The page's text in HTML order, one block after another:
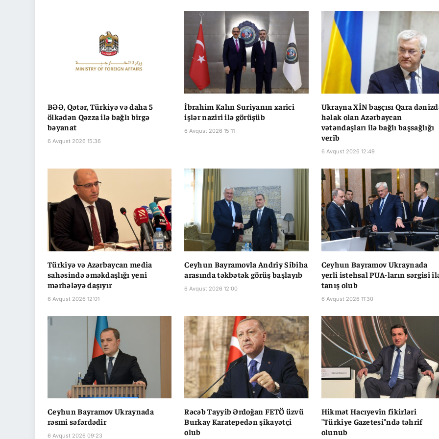
BƏƏ, Qətər, Türkiyə və daha 5
ölkədən Qəzza ilə bağlı birgə
bəyanat
6 Avqust 2026 15:36
İbrahim Kalın Suriyanın xarici
işlər naziri ilə görüşüb
6 Avqust 2026 15:11
Ukrayna XİN başçısı Qara
həlak olan Azərbaycan
vətəndaşları ilə bağlı başsağlığı
verib
6 Avqust 2026 12:49
Türkiyə və Azərbaycan media
sahəsində əməkdaşlığı yeni
mərhələyə daşıyır
6 Avqust 2026 12:01
Ceyhun Bayramovla Andriy Sibiha
arasında təkbətək görüş başlayıb
6 Avqust 2026 12:00
Ceyhun Bayramov Ukraynada
yerli istehsal PUA-ların sərgisi
tanış olub
6 Avqust 2026 11:30
Ceyhun Bayramov Ukraynada
rəsmi səfərdədir
6 Avqust 2026 09:23
Rəcəb Tayyib Ərdoğan FETÖ üzvü
Burkay Karatepedən şikayətçi
olub
Hikmət Hacıyevin fikirləri
"Türkiye Gazetesi"ndə təhrif
olunub